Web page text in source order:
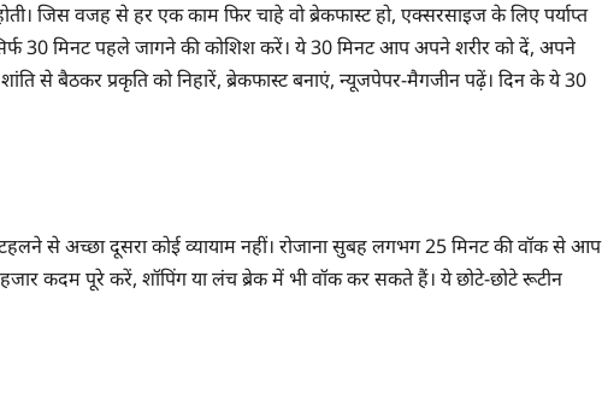
जिस वजह से हर एक काम फिर चाहे वो ब्रेकफास्ट हो, एक्सरसाइज के लिए पर्याप्त
30 मिनट पहले जागने की कोशिश करें। ये 30 मिनट आप अपने शरीर को दें, अपने
से बैठकर प्रकृति को निहारें, ब्रेकफास्ट बनाएं, न्यूजपेपर-मैगजीन पढ़ें। दिन के ये 30
से अच्छा दूसरा कोई व्यायाम नहीं। रोजाना सुबह लगभग 25 मिनट की वॉक से आप
कदम पूरे करें, शॉपिंग या लंच ब्रेक में भी वॉक कर सकते हैं। ये छोटे-छोटे रूटीन